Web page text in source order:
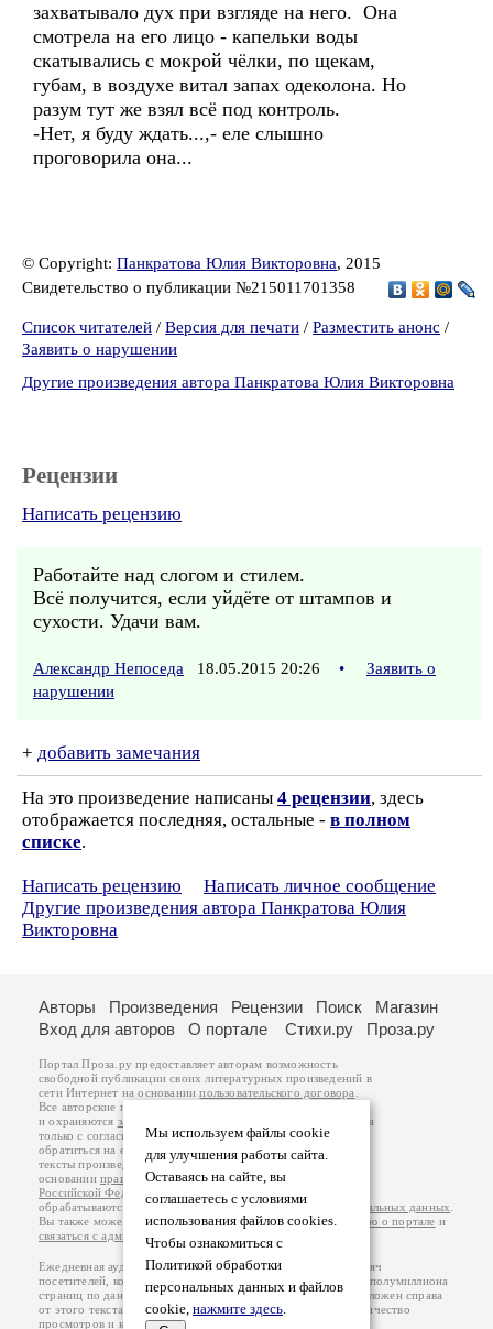
захватывало дух при взгляде на него. Она
смотрела на его лицо - капельки воды
скатывались с мокрой чёлки, по щекам,
губам, в воздухе витал запах одеколона. Но
разум тут же взял всё под контроль.
-Нет, я буду ждать...,- еле слышно
проговорила она...
© Copyright: Панкратова Юлия Викторовна, 2015
Свидетельство о публикации №215011701358
Список читателей / Версия для печати / Разместить анонс /
Заявить о нарушении
Другие произведения автора Панкратова Юлия Викторовна
Рецензии
Написать рецензию
Работайте над слогом и стилем.
Всё получится, если уйдёте от штампов и
сухости. Удачи вам.
Александр Непоседа 18.05.2015 20:26 •
Заявить о
нарушении
+ добавить замечания
На это произведение написаны 4 рецензии, здесь
отображается последняя, остальные - в полном
списке.
Написать рецензию
Написать личное сообщение
Другие произведения автора Панкратова Юлия
Викторовна
Мы используем файлы cookie
для улучшения работы сайта.
Оставаясь на сайте, вы
соглашаетесь с условиями
использования файлов cookies.
Чтобы ознакомиться с
Политикой обработки
персональных данных и файлов
cookie, нажмите здесь.
Авторы Произведения Рецензии Поиск
Магазин
Вход для авторов
О портале Стихи.ру Проза.ру
Портал Проза.ру предоставляет авторам возможность
свободной публикации своих литературных произведений в
сети Интернет на основаниипользовательского договора
Все авторские права на произведения принадлежат авторам
и охраняются законом
. Перепечатка произведений возможна
только с согласия его автора, к которому вы можете
обратиться на его авторской странице. Ответственность за
тексты произведений авторы несут самостоятельно на
основанииправил публикацииизаконодательства
Российской Федерации
обрабатываются на основанииПолитики обработки персональных данных
Вы также можете посмотреть более подробнуюинформацию о портале и
связаться с администрацией
Ежедневная аудитория портала Проза.ру – порядка 100 тысяч
посетителей, которые в общей сумме просматривают более полумиллиона
страниц по данным счетчика посещаемости, который расположен справа
от этого текста. В каждой графе указано по две цифры: количество
просмотров и количество посетителей.